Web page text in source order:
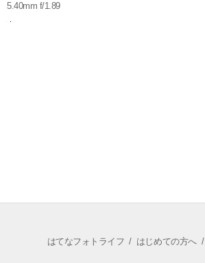
5.40mm f/1.89
はてなフォトライフ / はじめての方へ/